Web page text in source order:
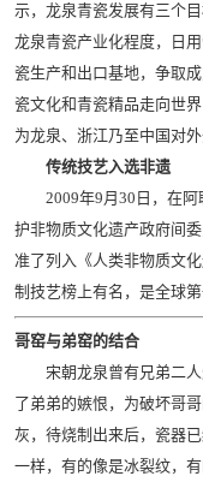
示，龙泉青瓷发展有三个
龙泉青瓷产业化程度，日
瓷生产和出口基地，争取
瓷文化和青瓷精品走向世
为龙泉、浙江乃至中国对
传统技艺入选非遗
2009年9月30日，在阿
护非物质文化遗产政府间
准了列入《人类非物质文
制技艺榜上有名，是全球
哥窑与弟窑的结合
宋朝龙泉曾有兄弟二人
了弟弟的嫉恨，为破坏哥
灰，待烧制出来后，瓷器
一样，有的像是冰裂纹，